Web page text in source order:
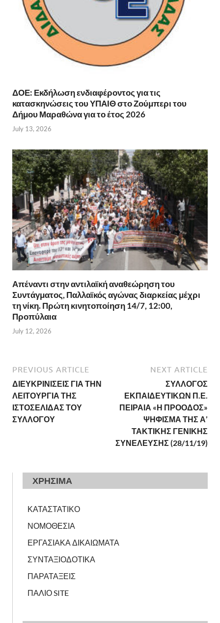
ΔΟΕ: Εκδήλωση ενδιαφέροντος για τις
κατασκηνώσεις του ΥΠΑΙΘ στο Ζούμπερι του
Δήμου Μαραθώνα για το έτος 2026
July 13, 2026
Απέναντι στην αντιλαϊκή αναθεώρηση του
Συντάγματος, Παλλαϊκός αγώνας διαρκείας μέχρι
τη νίκη. Πρώτη κινητοποίηση 14/7, 12:00,
Προπύλαια
July 12, 2026
PREVIOUS ARTICLE
ΔΙΕΥΚΡΙΝΙΣΕΙΣ ΓΙΑ ΤΗΝ
ΛΕΙΤΟΥΡΓΙΑ ΤΗΣ
ΙΣΤΟΣΕΛΙΔΑΣ ΤΟΥ
ΣΥΛΛΟΓΟΥ
NEXT ARTICLE
ΣΥΛΛΟΓΟΣ
ΕΚΠΑΙΔΕΥΤΙΚΩΝ Π.Ε.
ΠΕΙΡΑΙΑ «Η ΠΡΟΟΔΟΣ»
ΨΗΦΙΣΜΑ ΤΗΣ Α’
ΤΑΚΤΙΚΗΣ ΓΕΝΙΚΗΣ
ΣΥΝΕΛΕΥΣΗΣ (28/11/19)
ΧΡΗΣΙΜΑ
ΚΑΤΑΣΤΑΤΙΚΟ
ΝΟΜΟΘΕΣΙΑ
ΕΡΓΑΣΙΑΚΑ ΔΙΚΑΙΩΜΑΤΑ
ΣΥΝΤΑΞΙΟΔΟΤΙΚΑ
ΠΑΡΑΤΑΞΕΙΣ
ΠΑΛΙΟ SITE